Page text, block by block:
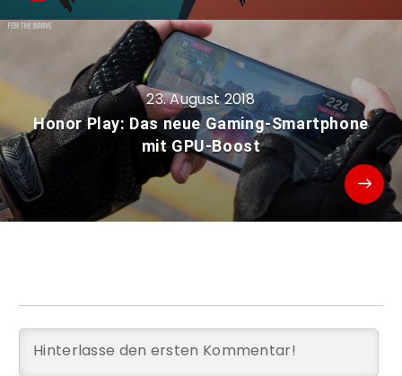
23. August 2018
Honor Play: Das neue Gaming-Smartphone
mit GPU-Boost